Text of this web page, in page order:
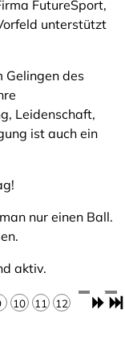
FutureSport,
unterstützt
Gelingen des
Leidenschaft,
ist auch ein
nur einen Ball.
aktiv.
10 11 12